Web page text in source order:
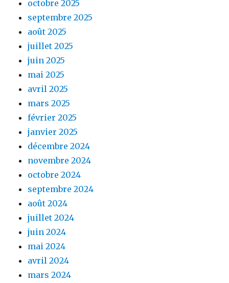
octobre 2025
septembre 2025
août 2025
juillet 2025
juin 2025
mai 2025
avril 2025
mars 2025
février 2025
janvier 2025
décembre 2024
novembre 2024
octobre 2024
septembre 2024
août 2024
juillet 2024
juin 2024
mai 2024
avril 2024
mars 2024